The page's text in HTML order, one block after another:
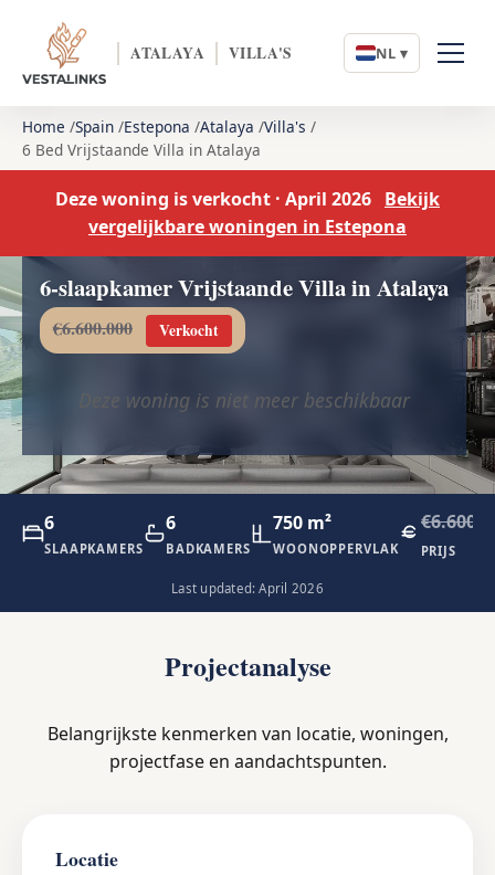
ATALAYA VILLA'S NL ▾
Home Spain Estepona Atalaya Villa's
6 Bed Vrijstaande Villa in Atalaya
Deze woning is verkocht · April 2026 Bekijk
vergelijkbare woningen in Estepona
6-slaapkamer Vrijstaande Villa in Atalaya
€6.600.000 Verkocht
Deze woning is niet meer beschikbaar
6
SLAAPKAMERS
6
BADKAMERS
750 m²
WOONOPPERVLAK PRIJS
Last updated: April 2026
Projectanalyse
Belangrijkste kenmerken van locatie, woningen,
projectfase en aandachtspunten.
Locatie